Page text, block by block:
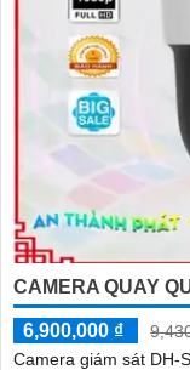
CAMERA QUAY
6,900,000 ₫
Camera giám sát DH-